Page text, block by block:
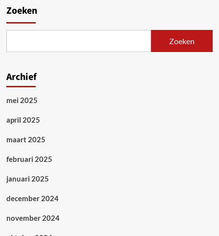
Zoeken
Zoeken
Archief
mei 2025
april 2025
maart 2025
februari 2025
januari 2025
december 2024
november 2024